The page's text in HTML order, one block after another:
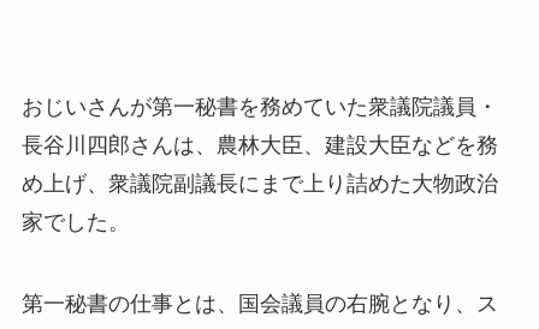
おじいさんが第一秘書を務めていた衆議院議員・
長谷川四郎さんは、農林大臣、建設大臣などを務
め上げ、衆議院副議長にまで上り詰めた大物政治
家でした。
第一秘書の仕事とは、国会議員の右腕となり、ス